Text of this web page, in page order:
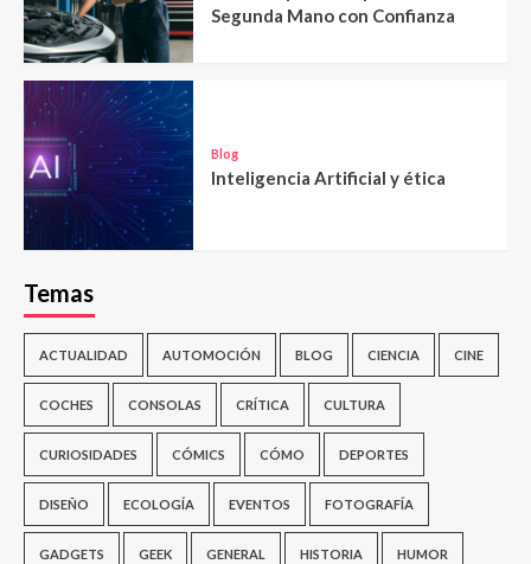
Segunda Mano con Confianza
Blog
Inteligencia Artificial y ética
Temas
ACTUALIDAD AUTOMOCIÓN BLOG CIENCIA CINE
COCHES CONSOLAS CRÍTICA CULTURA
CURIOSIDADES CÓMICS CÓMO DEPORTES
DISEÑO ECOLOGÍA EVENTOS FOTOGRAFÍA
GADGETS GEEK GENERAL HISTORIA HUMOR